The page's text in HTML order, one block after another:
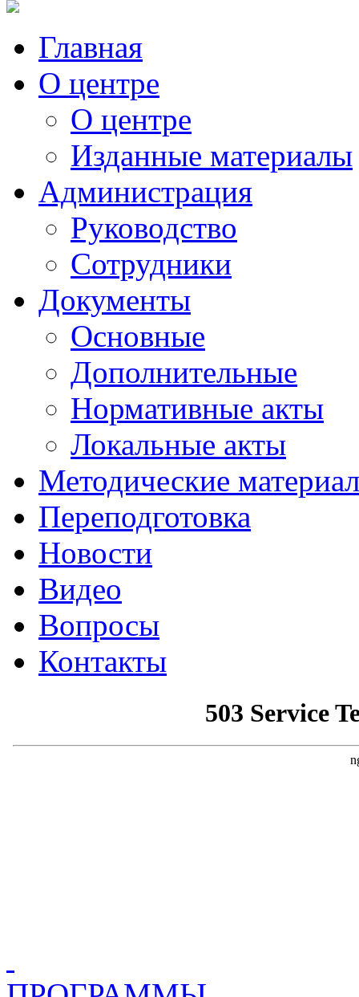
Главная
О центре
О центре
Изданные материалы
Администрация
Руководство
Сотрудники
Документы
Основные
Дополнительные
Нормативные акты
Локальные акты
Методические
Переподготовка
Новости
Видео
Вопросы
Контакты